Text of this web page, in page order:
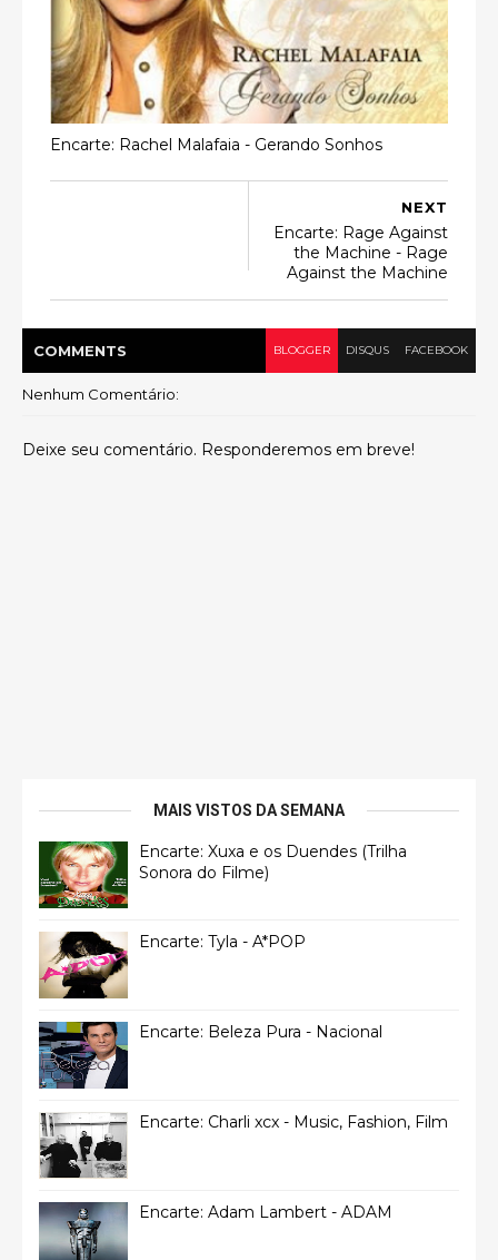
Encarte: Rachel Malafaia - Gerando Sonhos
NEXT
Encarte: Rage Against
the Machine - Rage
Against the Machine
COMMENTS BLOGGER DISQUS FACEBOOK
Nenhum Comentário:
Deixe seu comentário. Responderemos em breve!
MAIS VISTOS DA SEMANA
Encarte: Xuxa e os Duendes (Trilha
Sonora do Filme)
Encarte: Tyla - A*POP
Encarte: Beleza Pura - Nacional
Encarte: Charli xcx - Music, Fashion, Film
Encarte: Adam Lambert - ADAM